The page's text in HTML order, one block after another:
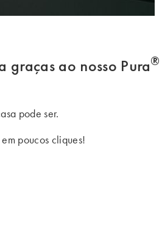
graças ao nosso Pura®
pode ser.
poucos cliques!